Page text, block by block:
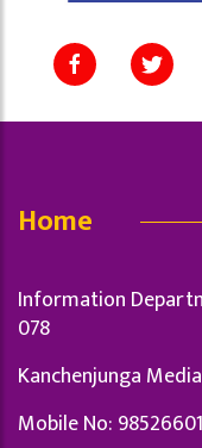
Home
Information
078
Kanchenjunga
Mobile No: